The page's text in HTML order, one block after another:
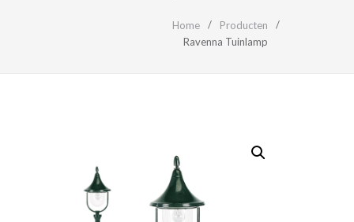
Home
Producten
Ravenna Tuinlamp